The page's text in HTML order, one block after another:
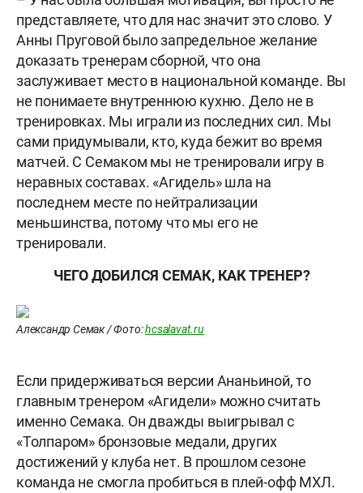
представляете, что для нас значит это слово. У
Анны Пруговой было запредельное желание
доказать тренерам сборной, что она
заслуживает место в национальной команде. Вы
не понимаете внутреннюю кухню. Дело не в
тренировках. Мы играли из последних сил. Мы
сами придумывали, кто, куда бежит во время
матчей. С Семаком мы не тренировали игру в
неравных составах. «Агидель» шла на
последнем месте по нейтрализации
меньшинства, потому что мы его не
тренировали.
ЧЕГО ДОБИЛСЯ СЕМАК, КАК ТРЕНЕР?
Александр Семак / Фото:hcsalavat.ru
Если придерживаться версии Ананьиной, то
главным тренером «Агидели» можно считать
именно Семака. Он дважды выигрывал с
«Толпаром» бронзовые медали, других
достижений у клуба нет. В прошлом сезоне
команда не смогла пробиться в плей-офф МХЛ.